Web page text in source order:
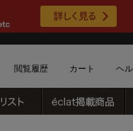
閲覧履歴 カート ヘ